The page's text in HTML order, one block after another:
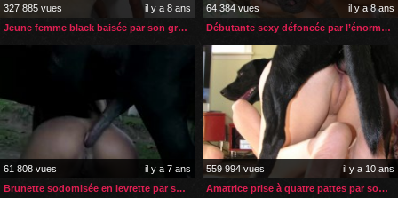
327 885 vues
il y a 8 ans
Jeune femme black baisée par son gros chien blanc
64 384 vues
il y a 8 ans
Débutante sexy défoncée par l’énorme sexe de son cheval
61 808 vues
il y a 7 ans
Brunette sodomisée en levrette par son petit poney
559 994 vues
il y a 10 ans
Amatrice prise à quatre pattes par son chien